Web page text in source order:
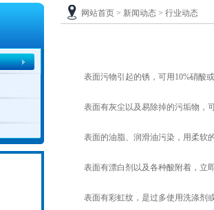
网站首页 > 新闻动态 > 行业动态
表面污物引起的锈，可用10%硝酸或
表面有灰尘以及易除掉的污垢物，
表面的油脂、润滑油污染，用柔软
表面有漂白剂以及各种酸附着，立即
表面有彩虹纹，是过多使用洗涤剂